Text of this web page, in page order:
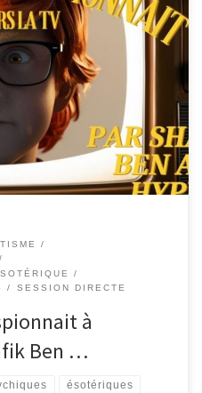
à travers la TV – Shafik
Les points Enjoy Bon
contactez moi par mail
Télépathique : Session
Ben Amar (Shaff du
clientes Les […]
SESSION DIRECTE
à
Ben …
ésotériques